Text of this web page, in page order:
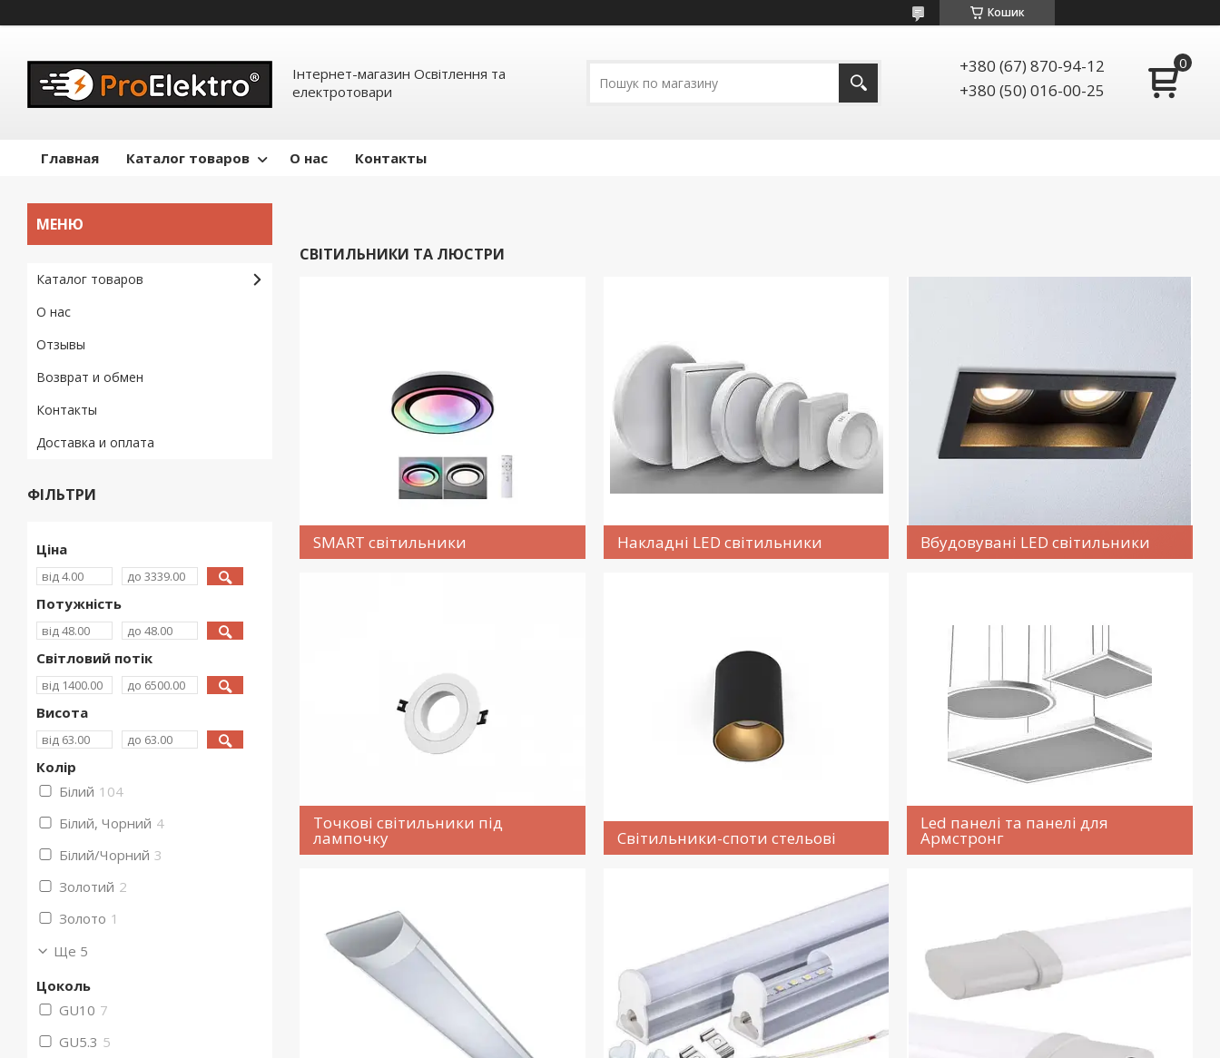
Кошик
Інтернет-магазин Освітлення та
електротовари
+380 (67) 870-94-12
+380 (50) 016-00-25
Главная Каталог товаров О нас Контакты
СВІТИЛЬНИКИ ТА ЛЮСТРИ
SMART світильники Накладні LED світильники Вбудовувані LED світильники
Точкові світильники під
лампочку Світильники-споти стельові
Led панелі та панелі для
Армстронг
Каталог товаров
О нас
Отзывы
Возврат и обмен
Контакты
Доставка и оплата
ФІЛЬТРИ
Ціна
Потужність
Світловий потік
Висота
Колір
Білий 104
Білий, Чорний 4
Білий/Чорний 3
Золотий 2
Золото 1
Ще 5
Цоколь
GU10 7
GU5.3 5